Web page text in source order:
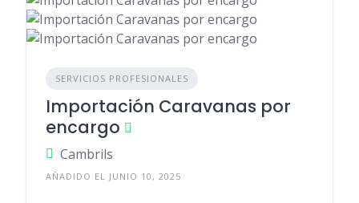
SERVICIOS PROFESIONALES
Importación Caravanas por
encargo
Cambrils
AÑADIDO EL JUNIO 10, 2025